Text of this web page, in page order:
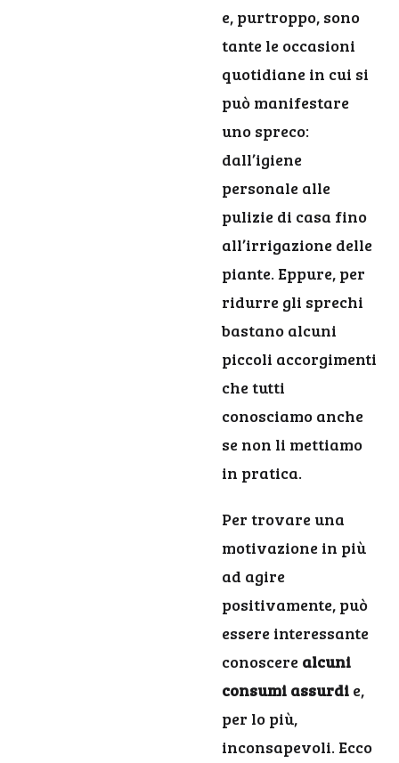
e, purtroppo, sono
tante le occasioni
quotidiane in cui si
può manifestare
uno spreco:
dall’igiene
personale alle
pulizie di casa fino
all’irrigazione delle
piante. Eppure, per
ridurre gli sprechi
bastano alcuni
piccoli accorgimenti
che tutti
conosciamo anche
se non li mettiamo
in pratica.
Per trovare una
motivazione in più
ad agire
positivamente, può
essere interessante
conoscere alcuni
consumi assurdi e,
per lo più,
inconsapevoli. Ecco